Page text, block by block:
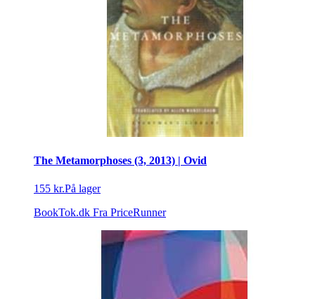
The Metamorphoses (3, 2013) | Ovid
155 kr.På lager
BookTok.dk Fra PriceRunner